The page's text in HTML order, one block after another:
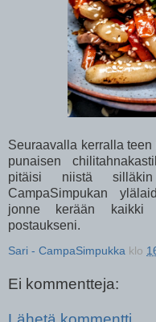
Seuraavalla kerralla
punaisen
pitäisi niistä
CampaSimpukan
jonne kerään kaikki
postaukseni.
Sari - CampaSimpukka klo
Ei kommentteja: